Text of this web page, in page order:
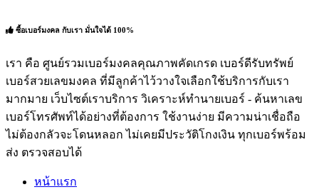
ซื้อเบอร์มงคล กับเรา มั่นใจได้ 100%
เรา คือ ศูนย์รวมเบอร์มงคลคุณภาพคัดเกรด เบอร์ดีรับทรัพย์
เบอร์สวยเลขมงคล ที่มีลูกค้าไว้วางใจเลือกใช้บริการกับเรา
มากมาย เว็บไซต์เราบริการ วิเคราะห์ทำนายเบอร์ - ค้นหาเลข
เบอร์โทรศัพท์ได้อย่างที่ต้องการ ใช้งานง่าย มีความน่าเชื่อถือ
ไม่ต้องกลัวจะโดนหลอก ไม่เคยมีประวัติโกงเงิน ทุกเบอร์พร้อม
ส่ง ตรวจสอบได้
หน้าแรก